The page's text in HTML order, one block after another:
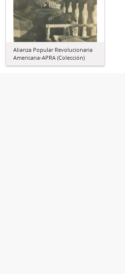
Alianza Popular Revolucionaria
Americana-APRA (Colección)